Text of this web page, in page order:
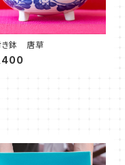
き鉢 唐草